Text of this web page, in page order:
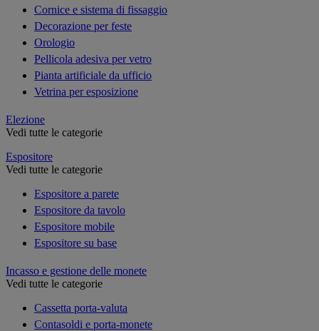
Cornice e sistema di fissaggio
Decorazione per feste
Orologio
Pellicola adesiva per vetro
Pianta artificiale da ufficio
Vetrina per esposizione
Elezione
Vedi tutte le categorie
Espositore
Vedi tutte le categorie
Espositore a parete
Espositore da tavolo
Espositore mobile
Espositore su base
Incasso e gestione delle monete
Vedi tutte le categorie
Cassetta porta-valuta
Contasoldi e porta-monete